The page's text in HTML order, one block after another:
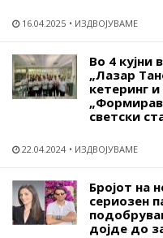
16.04.2025 ИЗДВОЈУВАМЕ
Во 4 кујни
„Лазар
кетеринг
светски
22.04.2024 ИЗДВОЈУВАМЕ
Бројот на
сериозен
дојде до